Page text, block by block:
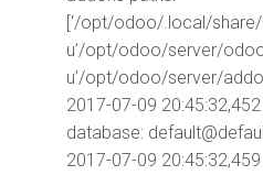
[‘/opt/odoo/.local/
u’/opt/odoo/server/
u’/opt/odoo/server/
2017-07-09
database:
2017-07-09